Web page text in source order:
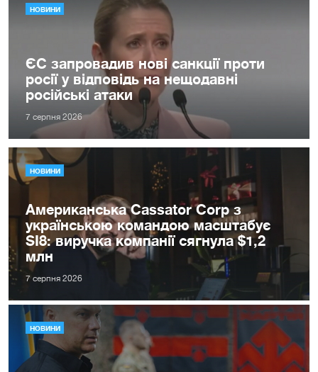
НОВИНИ
ЄС запровадив нові санкції проти
росії у відповідь на нещодавні
російські атаки
7 серпня 2026
НОВИНИ
Американська Cassator Corp з
українською командою масштабує
SI8: виручка компанії сягнула $1,2
млн
7 серпня 2026
НОВИНИ